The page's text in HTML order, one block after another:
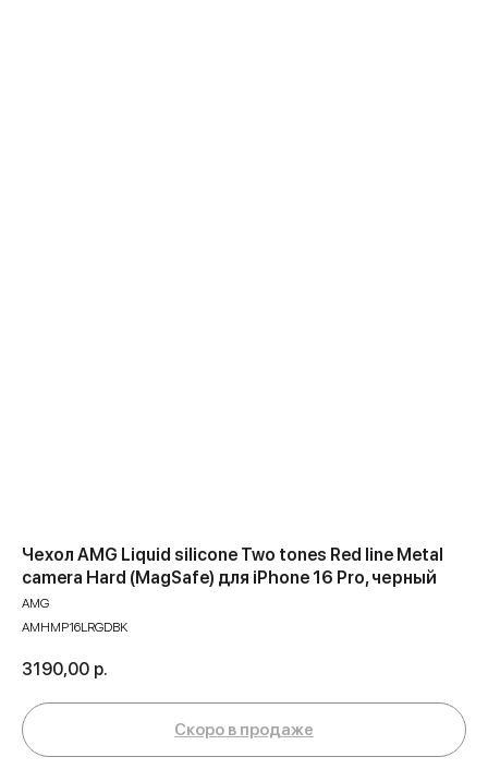
Чехол AMG Liquid silicone Two tones Red line Metal
camera Hard (MagSafe) для iPhone 16 Pro, черный
AMG
AMHMP16LRGDBK
3190,00 р.